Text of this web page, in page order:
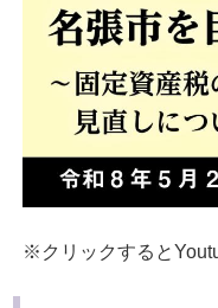
※クリックすると